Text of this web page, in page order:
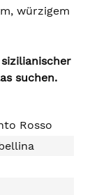
würzigem
suchen.
Rosso